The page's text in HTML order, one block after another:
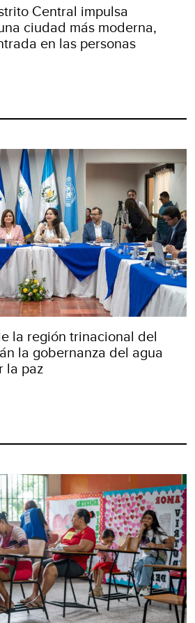
Central impulsa
ciudad más moderna,
en las personas
la región trinacional del
la gobernanza del agua
la paz